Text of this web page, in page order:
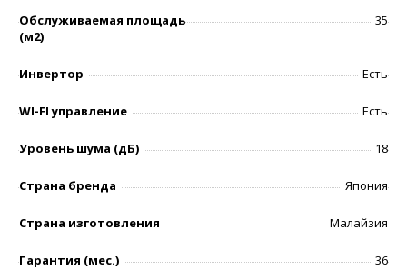
Обслуживаемая площадь
(м2)
35
Инвертор Есть
WI-FI управление Есть
Уровень шумa (дБ) 18
Страна бренда Япония
Страна изготовления Малайзия
Гарантия (мес.) 36